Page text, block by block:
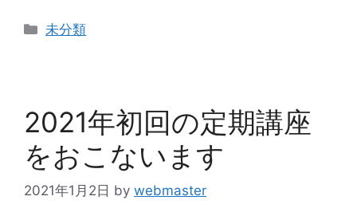
カ
未分類
2021年初回の定期講座
をおこないます
2021年1月2日 by webmaster